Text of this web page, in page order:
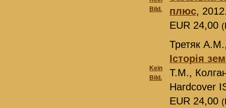
Bild.
плюс,
EUR 24,00
Kein
Bild.
Третяк
Історія
Т.М.,
Hardcover
EUR 24,00